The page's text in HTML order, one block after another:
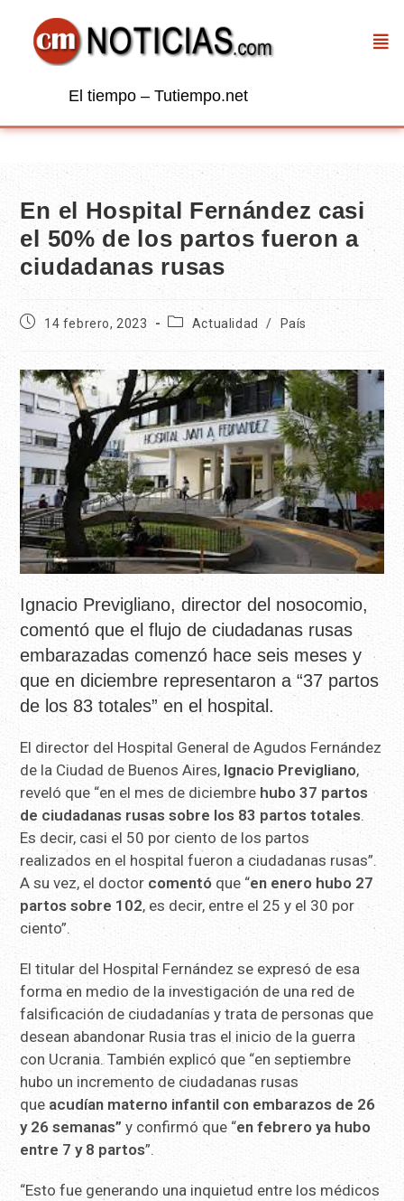
El tiempo – Tutiempo.net
En el Hospital Fernández casi
el 50% de los partos fueron a
ciudadanas rusas
14 febrero, 2023 Actualidad / País
Ignacio Previgliano, director del nosocomio,
comentó que el flujo de ciudadanas rusas
embarazadas comenzó hace seis meses y
que en diciembre representaron a “37 partos
de los 83 totales” en el hospital.
El director del Hospital General de Agudos Fernández
de la Ciudad de Buenos Aires,Ignacio Previgliano,
reveló que “en el mes de diciembre hubo 37 partos
de ciudadanas rusas sobre los 83 partos totales.
Es decir, casi el 50 por ciento de los partos
realizados en el hospital fueron a ciudadanas rusas”.
A su vez, el doctor comentó que “en enero hubo 27
partos sobre 102, es decir, entre el 25 y el 30 por
ciento”.
El titular del Hospital Fernández se expresó de esa
forma en medio de la investigación de una red de
falsificación de ciudadanías y trata de personas que
desean abandonar Rusia tras el inicio de la guerra
con Ucrania. También explicó que “en septiembre
hubo un incremento de ciudadanas rusas
que acudían materno infantil con embarazos de 26
y 26 semanas” y confirmó que “en febrero ya hubo
entre 7 y 8 partos”.
“Esto fue generando una inquietud entre los médicos